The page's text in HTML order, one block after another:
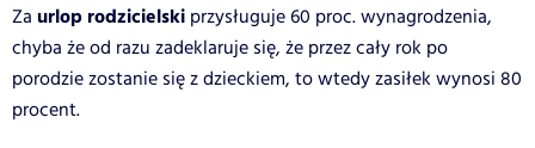
Za urlop rodzicielski przysługuje 60 proc. wynagrodzenia,
chyba że od razu zadeklaruje się, że przez cały rok po
porodzie zostanie się z dzieckiem, to wtedy zasiłek wynosi 80
procent.